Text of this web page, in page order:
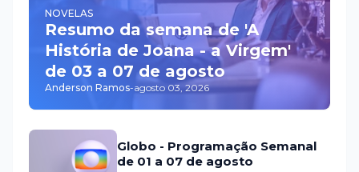
NOVELAS
Resumo da semana de 'A
História de Joana - a Virgem'
de 03 a 07 de agosto
Anderson Ramos-agosto 03, 2026
Globo - Programação Semanal
de 01 a 07 de agosto